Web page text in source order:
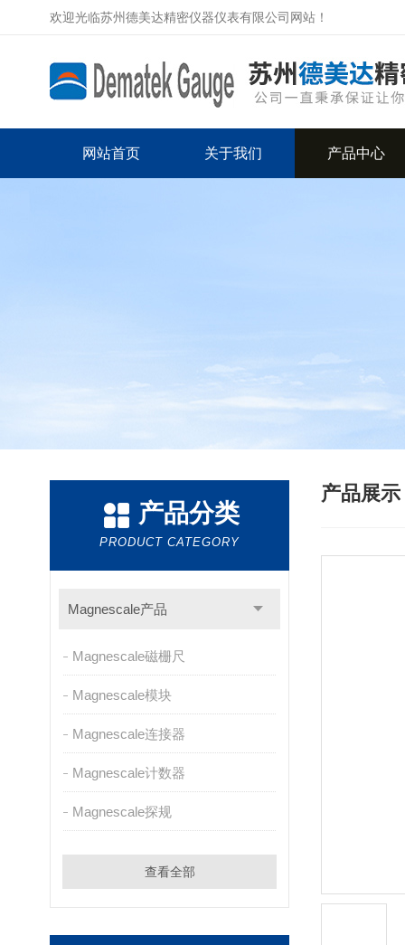
欢迎光临苏州德美达精密仪器仪表有限公司网站！
网站首页 关于我们 产品中心
产品分类
PRODUCT CATEGORY
Magnescale产品
Magnescale磁栅尺
Magnescale模块
Magnescale连接器
Magnescale计数器
Magnescale探规
查看全部
产品展示